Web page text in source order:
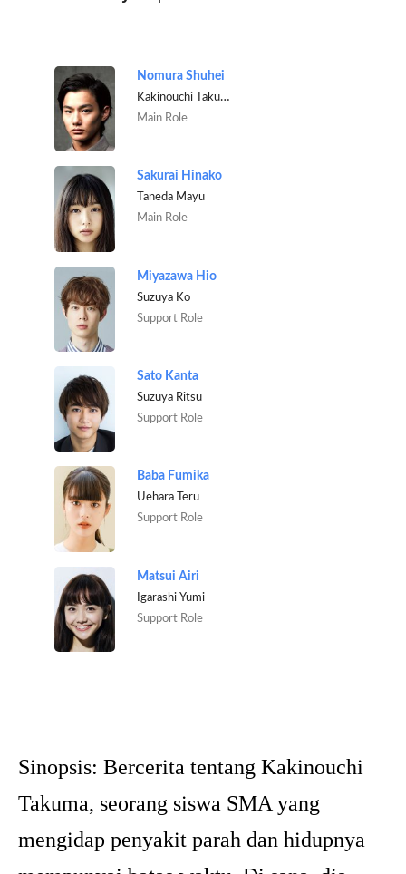
Nomura Shuhei
Kakinouchi Takuma
Main Role
Sakurai Hinako
Taneda Mayu
Main Role
Miyazawa Hio
Suzuya Ko
Support Role
Sato Kanta
Suzuya Ritsu
Support Role
Baba Fumika
Uehara Teru
Support Role
Matsui Airi
Igarashi Yumi
Support Role
Sinopsis: Bercerita tentang Kakinouchi
Takuma, seorang siswa SMA yang
mengidap penyakit parah dan hidupnya